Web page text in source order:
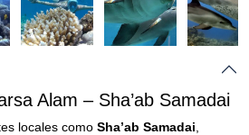
Alam – Sha’ab Samadai
locales como Sha’ab Samadai